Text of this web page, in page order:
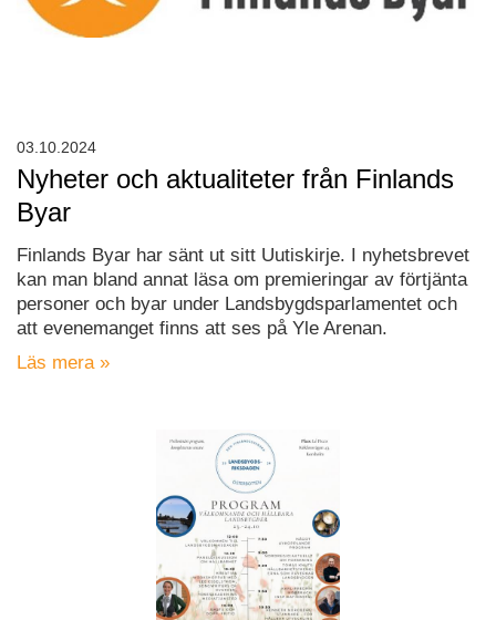
Nyheter och aktualiteter från Finlands
Byar
Finlands Byar har sänt ut sitt Uutiskirje. I nyhetsbrevet
kan man bland annat läsa om premieringar av förtjänta
personer och byar under Landsbygdsparlamentet och
att evenemanget finns att ses på Yle Arenan.
Läs mera »
03.10.2024